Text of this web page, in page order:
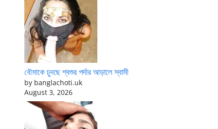
বৌমাকে চুদছে শ্বশুর পর্দার আড়ালে স্বামী
by banglachoti.uk
August 3, 2026